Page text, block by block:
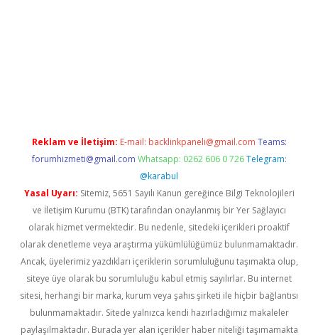
Reklam ve İletişim: E-mail: backlinkpaneli@gmail.com Teams:
forumhizmeti@gmail.com Whatsapp: 0262 606 0 726 Telegram:
@karabul
Yasal Uyarı: Sitemiz, 5651 Sayılı Kanun gereğince Bilgi Teknolojileri
ve İletişim Kurumu (BTK) tarafından onaylanmış bir Yer Sağlayıcı
olarak hizmet vermektedir. Bu nedenle, sitedeki içerikleri proaktif
olarak denetleme veya araştırma yükümlülüğümüz bulunmamaktadır.
Ancak, üyelerimiz yazdıkları içeriklerin sorumluluğunu taşımakta olup,
siteye üye olarak bu sorumluluğu kabul etmiş sayılırlar. Bu internet
sitesi, herhangi bir marka, kurum veya şahıs şirketi ile hiçbir bağlantısı
bulunmamaktadır. Sitede yalnızca kendi hazırladığımız makaleler
paylaşılmaktadır. Burada yer alan içerikler haber niteliği taşımamakta